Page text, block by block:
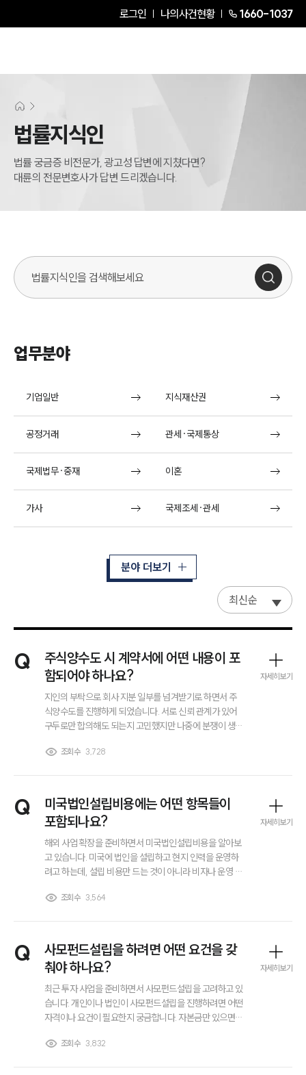
로그인 나의사건현황 1660-1037
PROFESSIONALS
기업전문변호사
법률지식인
법률 궁금증 비전문가, 광고성 답변에 지쳤다면?
대륜의 전문변호사가 답변 드리겠습니다.
법률지식인 검색창
업무분야
기업일반 지식재산권
공정거래 관세·국제통상
국제법무·중재 이혼
가사 국제조세·관세
분야 더보기
최신순
Q
주식양수도 시 계약서에 어떤 내용이 포
함되어야 하나요?
지인의 부탁으로 회사 지분 일부를 넘겨받기로 하면서 주
식양수도를 진행하게 되었습니다. 서로 신뢰 관계가 있어
구두로만 합의해도 되는지 고민했지만 나중에 분쟁이 생길
식양수도 계약서에는 어떤 내용을 반드시 포함해야 하는
조회수 3,728
자세히보기
Q
미국법인설립비용에는 어떤 항목들이
포함되나요?
해외 사업 확장을 준비하면서 미국법인설립비용을 알아보
고 있습니다. 미국에 법인을 설립하고 현지 인력을 운영하
려고 하는데, 설립 비용만 드는 것이 아니라 비자나 운영 관
실제로 미국법인설립비용에는 어떤 항목들이 포함되는지,
조회수 3,564
자세히보기
Q
사모펀드설립을 하려면 어떤 요건을 갖
춰야 하나요?
최근 투자 사업을 준비하면서 사모펀드설립을 고려하고 있
습니다. 개인이나 법인이 사모펀드설립을 진행하려면 어떤
자격이나 요건이 필요한지 궁금합니다. 자본금만 있으면
갖춰야 하는지, 사모펀드설립 과정에서 필수적으로 확인해
조회수 3,832
자세히보기